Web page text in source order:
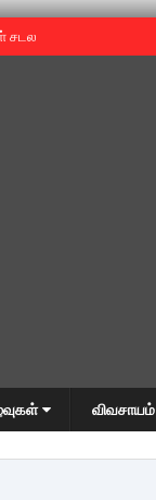
சடலம் -தமிழருடையதா ?
விவசாயம்